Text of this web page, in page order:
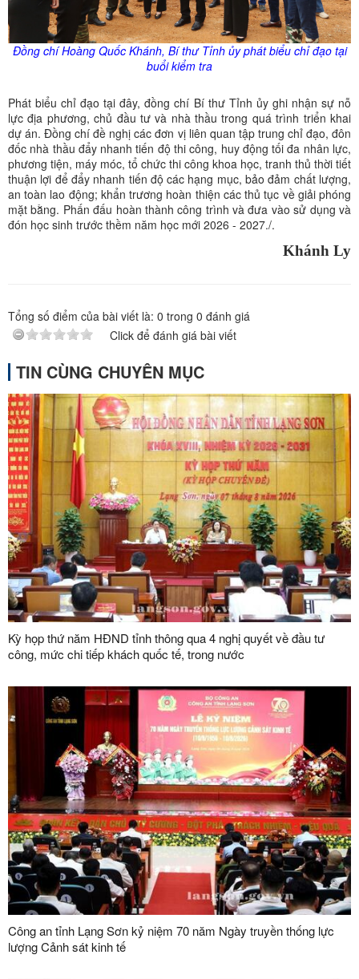
Đồng chí Hoàng Quốc Khánh, Bí thư Tỉnh ủy phát biểu chỉ đạo tại
buổi kiểm tra
Phát biểu chỉ đạo tại đây, đồng chí Bí thư Tỉnh ủy ghi nhận sự nỗ
lực địa phương, chủ đầu tư và nhà thầu trong quá trình triển khai
dự án. Đồng chí đề nghị các đơn vị liên quan tập trung chỉ đạo, đôn
đốc nhà thầu đẩy nhanh tiến độ thi công, huy động tối đa nhân lực,
phương tiện, máy móc, tổ chức thi công khoa học, tranh thủ thời tiết
thuận lợi để đẩy nhanh tiến độ các hạng mục, bảo đảm chất lượng,
an toàn lao động; khẩn trương hoàn thiện các thủ tục về giải phóng
mặt bằng. Phấn đấu hoàn thành công trình và đưa vào sử dụng và
đón học sinh trước thềm năm học mới 2026 - 2027./.
Khánh Ly
Tổng số điểm của bài viết là: 0 trong 0 đánh giá
Click để đánh giá bài viết
TIN CÙNG CHUYÊN MỤC
Kỳ họp thứ năm HĐND tỉnh thông qua 4 nghị quyết về đầu tư
công, mức chi tiếp khách quốc tế, trong nước
Công an tỉnh Lạng Sơn kỷ niệm 70 năm Ngày truyền thống lực
lượng Cảnh sát kinh tế